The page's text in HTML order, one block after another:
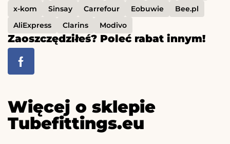
x-kom
Sinsay Carrefour Eobuwie
Bee.pl
AliExpress
Clarins Modivo
Zaoszczędziłeś? Poleć rabat innym!
Więcej o sklepie
Tubefittings.eu